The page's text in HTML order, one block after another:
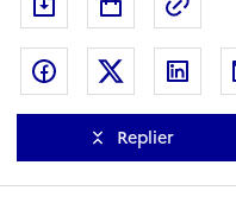
Partager surPartager
Replier